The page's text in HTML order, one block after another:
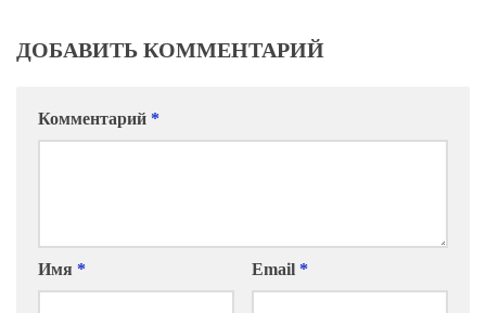
ДОБАВИТЬ КОММЕНТАРИЙ
Комментарий *
Имя * Email *